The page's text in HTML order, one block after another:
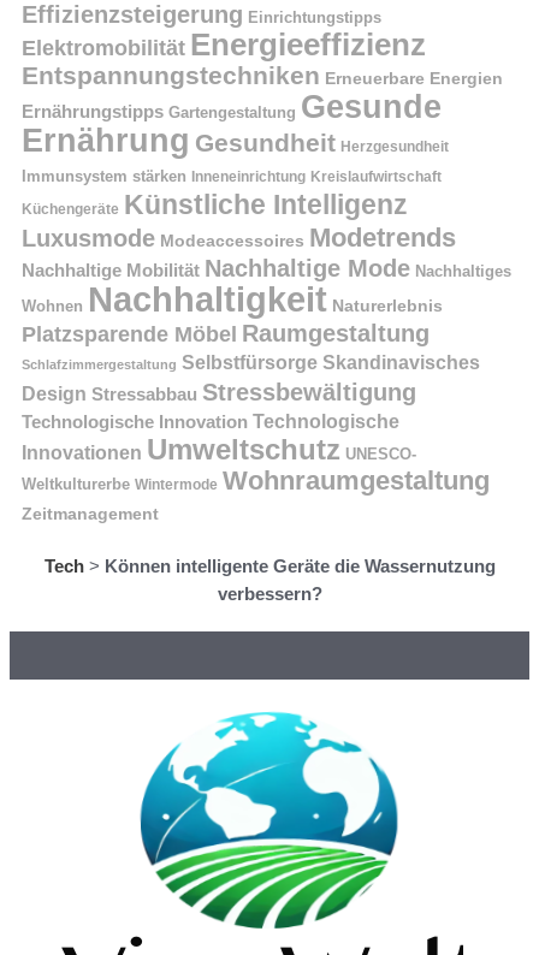
Effizienzsteigerung Einrichtungstipps
Elektromobilität Energieeffizienz
Entspannungstechniken Erneuerbare Energien
Ernährungstipps Gartengestaltung Gesunde
Ernährung Gesundheit Herzgesundheit
Immunsystem stärken Inneneinrichtung Kreislaufwirtschaft
Küchengeräte Künstliche Intelligenz
Luxusmode Modeaccessoires Modetrends
Nachhaltige Mobilität Nachhaltige Mode Nachhaltiges
Wohnen Nachhaltigkeit Naturerlebnis
Platzsparende Möbel Raumgestaltung
Schlafzimmergestaltung Selbstfürsorge Skandinavisches
Design Stressabbau Stressbewältigung
Technologische Innovation Technologische
Innovationen Umweltschutz UNESCO-
Weltkulturerbe Wintermode Wohnraumgestaltung
Zeitmanagement
Tech> Können intelligente Geräte die Wassernutzung
verbessern?